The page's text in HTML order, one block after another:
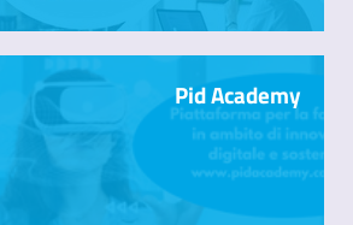
Pid Academy